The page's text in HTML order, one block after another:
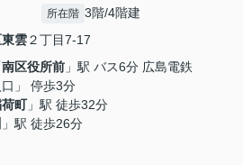
所在階 3階/4階建
東雲２丁目7-17
南区役所前 」駅 バス6分 広島電鉄
口」 停歩3分
町」駅 徒歩32分
」駅 徒歩26分